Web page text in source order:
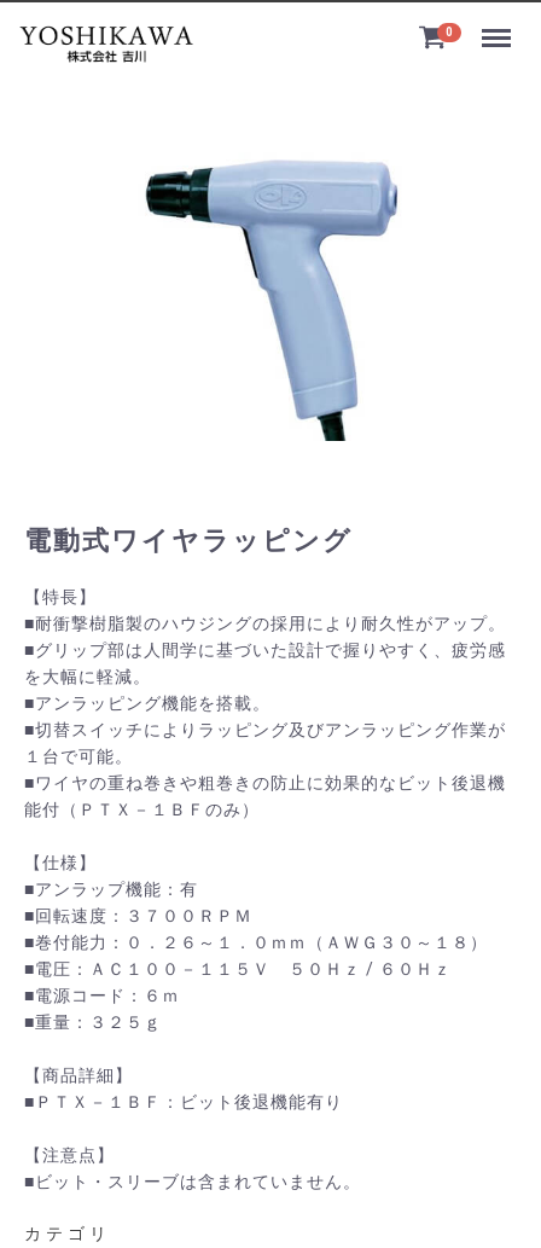
Menu
0
電動式ワイヤラッピング
【特長】
■耐衝撃樹脂製のハウジングの採用により耐久性がアップ。
■グリップ部は人間学に基づいた設計で握りやすく、疲労感
を大幅に軽減。
■アンラッピング機能を搭載。
■切替スイッチによりラッピング及びアンラッピング作業が
１台で可能。
■ワイヤの重ね巻きや粗巻きの防止に効果的なビット後退機
能付（ＰＴＸ－１ＢＦのみ）
【仕様】
■アンラップ機能：有
■回転速度：３７００ＲＰＭ
■巻付能力：０．２６～１．０ｍｍ（ＡＷＧ３０～１８）
■電圧：ＡＣ１００－１１５Ｖ ５０Ｈｚ / ６０Ｈｚ
■電源コード：６ｍ
■重量：３２５ｇ
【商品詳細】
■ＰＴＸ－１ＢＦ：ビット後退機能有り
【注意点】
■ビット・スリーブは含まれていません。
カテゴリ